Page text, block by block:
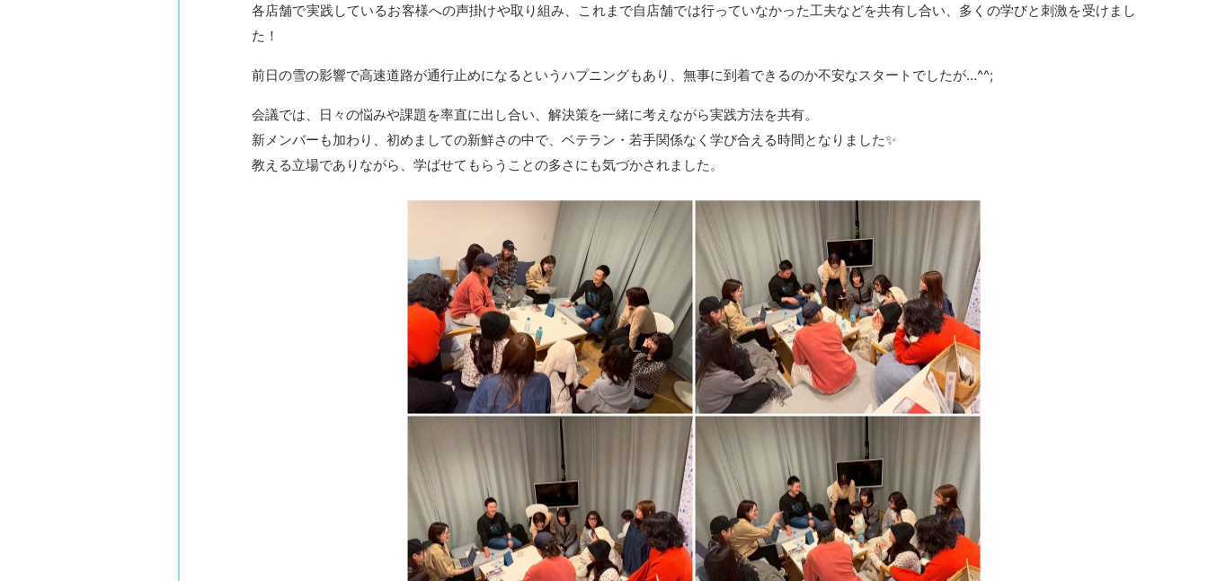
各店舗で実践しているお客様への声掛けや取り組み、これまで自店舗では行っていなかった工夫などを共有し合い、多くの学びと刺激を受けまし
た！
前日の雪の影響で高速道路が通行止めになるというハプニングもあり、無事に到着できるのか不安なスタートでしたが…^^;
会議では、日々の悩みや課題を率直に出し合い、解決策を一緒に考えながら実践方法を共有。
新メンバーも加わり、初めましての新鮮さの中で、ベテラン・若手関係なく学び合える時間となりました✨
教える立場でありながら、学ばせてもらうことの多さにも気づかされました。